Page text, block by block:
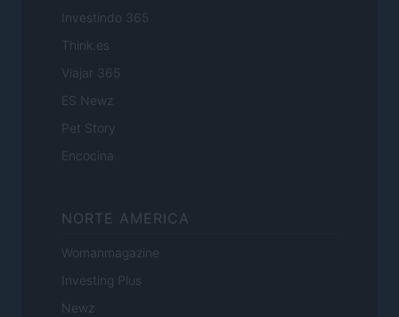
Investindo 365
Think.es
Viajar 365
ES Newz
Pet Story
Encocina
NORTE AMERICA
Womanmagazine
Investing Plus
Newz